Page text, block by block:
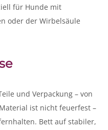
für Hunde mit
oder der Wirbelsäule
und Verpackung – von
ist nicht feuerfest –
Bett auf stabiler,